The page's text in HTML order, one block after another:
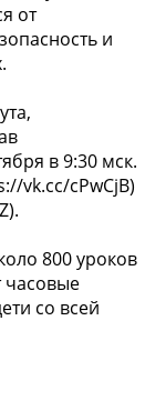
от
и
в 9:30 мск.
vk.cc/cPwCjB)
800 уроков
часовые
со всей